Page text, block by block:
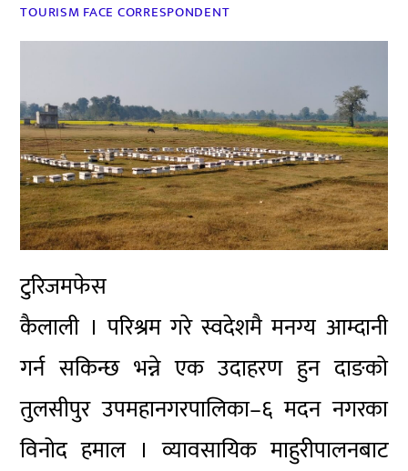
TOURISM FACE CORRESPONDENT
टुरिजमफेस
कैलाली । परिश्रम गरे स्वदेशमै मनग्य आम्दानी
गर्न सकिन्छ भन्ने एक उदाहरण हुन दाङको
तुलसीपुर उपमहानगरपालिका–६ मदन नगरका
विनोद हमाल । व्यावसायिक माहुरीपालनबाट